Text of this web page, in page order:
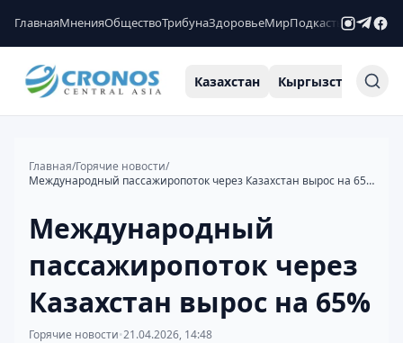
ГлавнаяМненияОбществоТрибунаЗдоровьеМирПодкастыРейтинги
Казахстан Кыргызстан
Главная/Горячие новости/
Международный пассажиропоток через Казахстан вырос на 65%
Международный
пассажиропоток через
Казахстан вырос на 65%
Горячие новости•21.04.2026, 14:48